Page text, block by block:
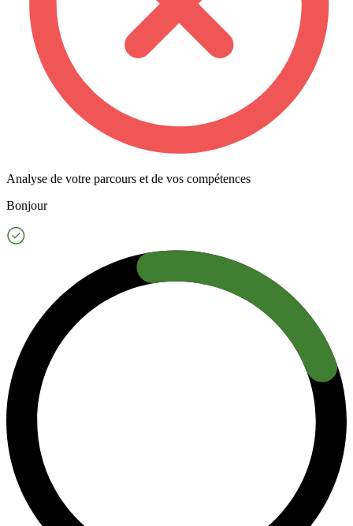
Analyse de votre parcours et de vos compétences
Bonjour